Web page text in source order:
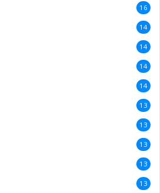
16
14
14
14
14
13
13
13
13
13